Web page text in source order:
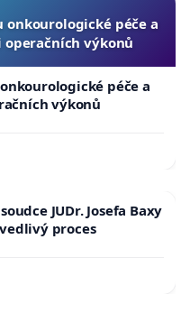
onkourologické péče a
výkonů
péče a
výkonů
JUDr. Josefa Baxy
proces